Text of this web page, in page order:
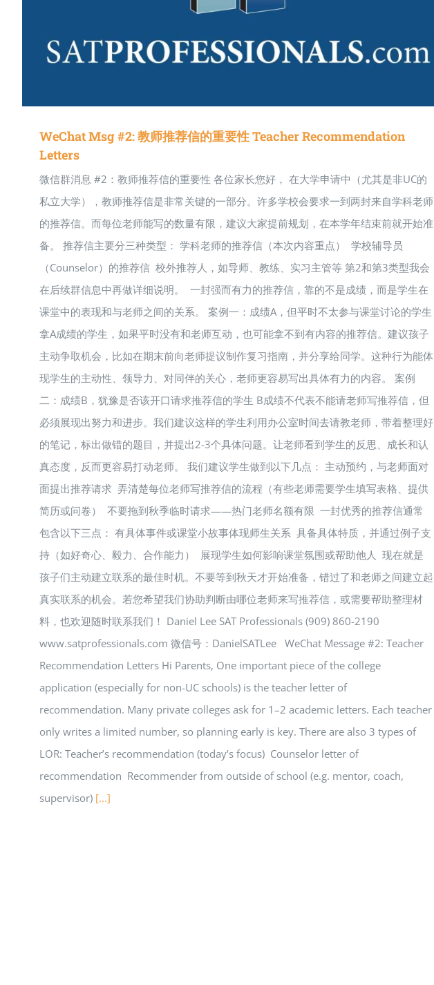
WeChat Msg #2: 教师推荐信的重要性 Teacher Recommendation
Letters
微信群消息 #2：教师推荐信的重要性 各位家长您好， 在大学申请中（尤其是非UC的
私立大学），教师推荐信是非常关键的一部分。许多学校会要求一到两封来自学科老师
的推荐信。而每位老师能写的数量有限，建议大家提前规划，在本学年结束前就开始准
备。 推荐信主要分三种类型： 学科老师的推荐信（本次内容重点） 学校辅导员
（Counselor）的推荐信 校外推荐人，如导师、教练、实习主管等 第2和第3类型我会
在后续群信息中再做详细说明。 一封强而有力的推荐信，靠的不是成绩，而是学生在
课堂中的表现和与老师之间的关系。 案例一：成绩A，但平时不太参与课堂讨论的学生
拿A成绩的学生，如果平时没有和老师互动，也可能拿不到有内容的推荐信。建议孩子
主动争取机会，比如在期末前向老师提议制作复习指南，并分享给同学。这种行为能体
现学生的主动性、领导力、对同伴的关心，老师更容易写出具体有力的内容。 案例
二：成绩B，犹豫是否该开口请求推荐信的学生 B成绩不代表不能请老师写推荐信，但
必须展现出努力和进步。我们建议这样的学生利用办公室时间去请教老师，带着整理好
的笔记，标出做错的题目，并提出2-3个具体问题。让老师看到学生的反思、成长和认
真态度，反而更容易打动老师。 我们建议学生做到以下几点： 主动预约，与老师面对
面提出推荐请求 弄清楚每位老师写推荐信的流程（有些老师需要学生填写表格、提供
简历或问卷） 不要拖到秋季临时请求——热门老师名额有限 一封优秀的推荐信通常
包含以下三点： 有具体事件或课堂小故事体现师生关系 具备具体特质，并通过例子支
持（如好奇心、毅力、合作能力） 展现学生如何影响课堂氛围或帮助他人 现在就是
孩子们主动建立联系的最佳时机。不要等到秋天才开始准备，错过了和老师之间建立起
真实联系的机会。若您希望我们协助判断由哪位老师来写推荐信，或需要帮助整理材
料，也欢迎随时联系我们！ Daniel Lee SAT Professionals (909) 860-2190
www.satprofessionals.com 微信号：DanielSATLee WeChat Message #2: Teacher
Recommendation Letters Hi Parents, One important piece of the college
application (especially for non-UC schools) is the teacher letter of
recommendation. Many private colleges ask for 1–2 academic letters. Each teacher
only writes a limited number, so planning early is key. There are also 3 types of
LOR: Teacher’s recommendation (today’s focus) Counselor letter of
recommendation Recommender from outside of school (e.g. mentor, coach,
supervisor) [...]